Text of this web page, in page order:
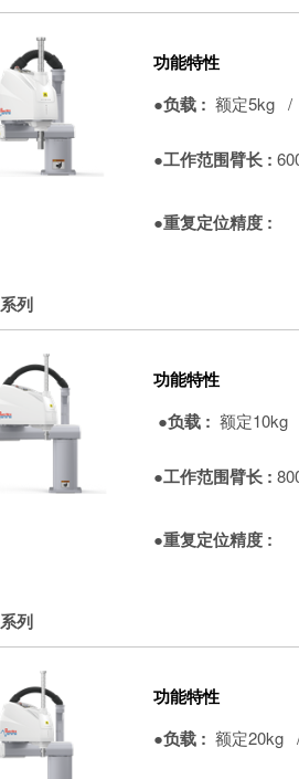
功能特性
●负载 : 额定5kg /
●工作范围臂长 :
●重复定位精度 :
列
功能特性
●负载 : 额定
●工作范围臂长 :
●重复定位精度 :
列
功能特性
●负载 : 额定20kg